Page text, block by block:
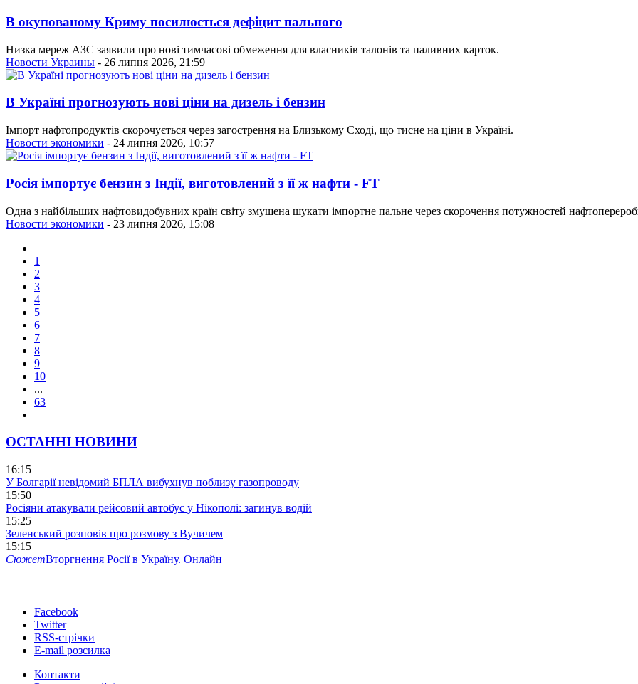
В окупованому Криму посилюється дефіцит пального
Низка мереж АЗС заявили про нові тимчасові обмеження для власників талонів та паливних карток.
Новости Украины - 26 липня 2026, 21:59
В Україні прогнозують нові ціни на дизель і бензин
Імпорт нафтопродуктів скорочується через загострення на Близькому Сході, що тисне на ціни в Україні.
Новости экономики - 24 липня 2026, 10:57
Росія імпортує бензин з Індії, виготовлений з її ж нафти - FT
Одна з найбільших нафтовидобувних країн світу змушена шукати імпортне пальне через скорочення потужностей
Новости экономики - 23 липня 2026, 15:08
1
2
3
4
5
6
7
8
9
10
...
63
ОСТАННІ НОВИНИ
16:15
У Болгарії невідомий БПЛА вибухнув поблизу газопроводу
15:50
Росіяни атакували рейсовий автобус у Нікополі: загинув водій
15:25
Зеленський розповів про розмову з Вучичем
15:15
СюжетВторгнення Росії в Україну. Онлайн
Facebook
Twitter
RSS-стрічки
E-mail розсилка
Контакти